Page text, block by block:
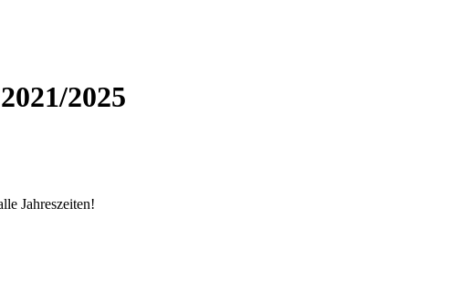
2025
Jahreszeiten!